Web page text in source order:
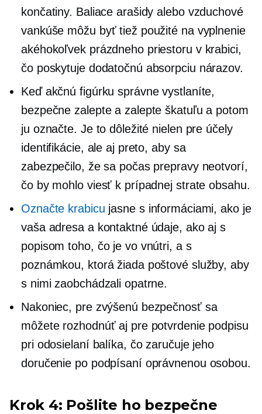
končatiny. Baliace arašidy alebo vzduchové
vankúše môžu byť tiež použité na vyplnenie
akéhokoľvek prázdneho priestoru v krabici,
čo poskytuje dodatočnú absorpciu nárazov.
Keď akčnú figúrku správne vystlaníte,
bezpečne zalepte a zalepte škatuľu a potom
ju označte. Je to dôležité nielen pre účely
identifikácie, ale aj preto, aby sa
zabezpečilo, že sa počas prepravy neotvorí,
čo by mohlo viesť k prípadnej strate obsahu.
Označte krabicu jasne s informáciami, ako je
vaša adresa a kontaktné údaje, ako aj s
popisom toho, čo je vo vnútri, a s
poznámkou, ktorá žiada poštové služby, aby
s nimi zaobchádzali opatrne.
Nakoniec, pre zvýšenú bezpečnosť sa
môžete rozhodnúť aj pre potvrdenie podpisu
pri odosielaní balíka, čo zaručuje jeho
doručenie po podpísaní oprávnenou osobou.
Krok 4: Pošlite ho bezpečne